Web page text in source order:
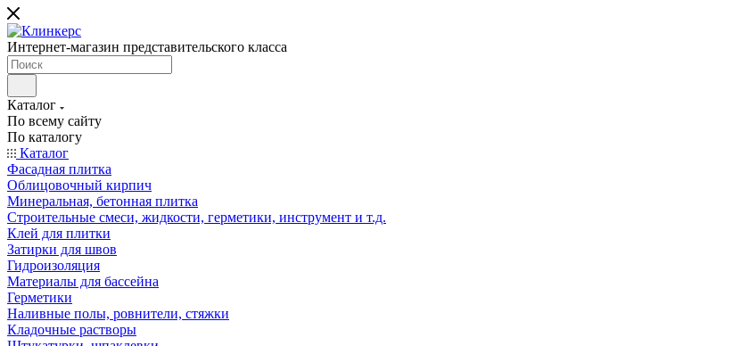
Интернет-магазин представительского класса
Каталог
По всему сайту
По каталогу
Каталог
Фасадная плитка
Облицовочный кирпич
Минеральная, бетонная плитка
Строительные смеси, жидкости, герметики, инструмент и т.д.
Клей для плитки
Затирки для швов
Гидроизоляция
Материалы для бассейна
Герметики
Наливные полы, ровнители, стяжки
Кладочные растворы